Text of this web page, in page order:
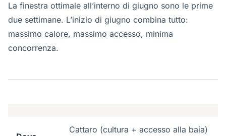
La finestra ottimale all’interno di giugno sono le prime
due settimane. L’inizio di giugno combina tutto:
massimo calore, massimo accesso, minima
concorrenza.
Cattaro (cultura + accesso alla baia)